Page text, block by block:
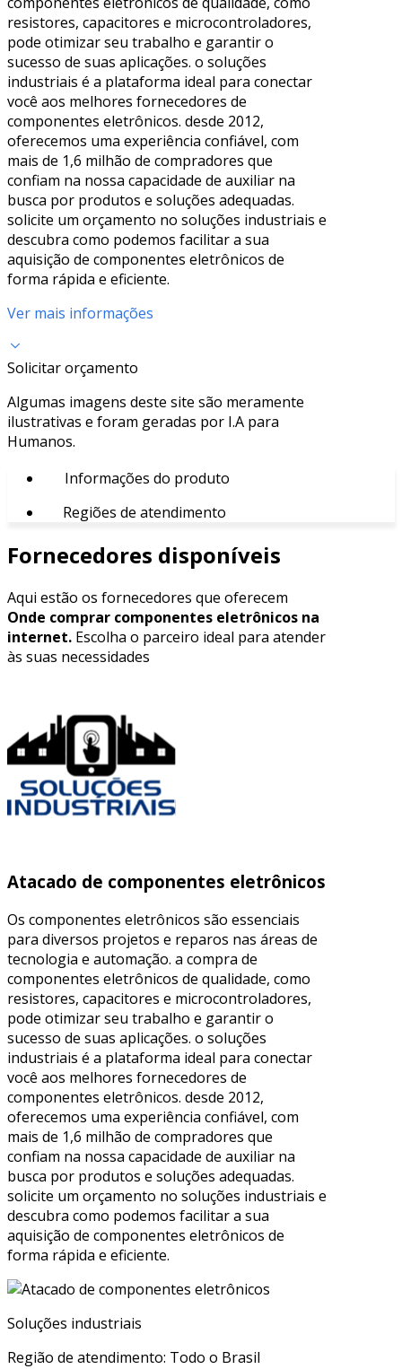
resistores, capacitores e microcontroladores,
pode otimizar seu trabalho e garantir o
sucesso de suas aplicações. o soluções
industriais é a plataforma ideal para conectar
você aos melhores fornecedores de
componentes eletrônicos. desde 2012,
oferecemos uma experiência confiável, com
mais de 1,6 milhão de compradores que
confiam na nossa capacidade de auxiliar na
busca por produtos e soluções adequadas.
solicite um orçamento no soluções industriais e
descubra como podemos facilitar a sua
aquisição de componentes eletrônicos de
forma rápida e eficiente.
Ver mais informações
Solicitar orçamento
Algumas imagens deste site são meramente
ilustrativas e foram geradas por I.A para
Humanos.
Informações do produto
Regiões de atendimento
Fornecedores disponíveis
Aqui estão os fornecedores que oferecem
Onde comprar componentes eletrônicos na
internet. Escolha o parceiro ideal para atender
às suas necessidades
Atacado de componentes eletrônicos
Os componentes eletrônicos são essenciais
para diversos projetos e reparos nas áreas de
tecnologia e automação. a compra de
componentes eletrônicos de qualidade, como
resistores, capacitores e microcontroladores,
pode otimizar seu trabalho e garantir o
sucesso de suas aplicações. o soluções
industriais é a plataforma ideal para conectar
você aos melhores fornecedores de
componentes eletrônicos. desde 2012,
oferecemos uma experiência confiável, com
mais de 1,6 milhão de compradores que
confiam na nossa capacidade de auxiliar na
busca por produtos e soluções adequadas.
solicite um orçamento no soluções industriais e
descubra como podemos facilitar a sua
aquisição de componentes eletrônicos de
forma rápida e eficiente.
Soluções industriais
Região de atendimento: Todo o Brasil